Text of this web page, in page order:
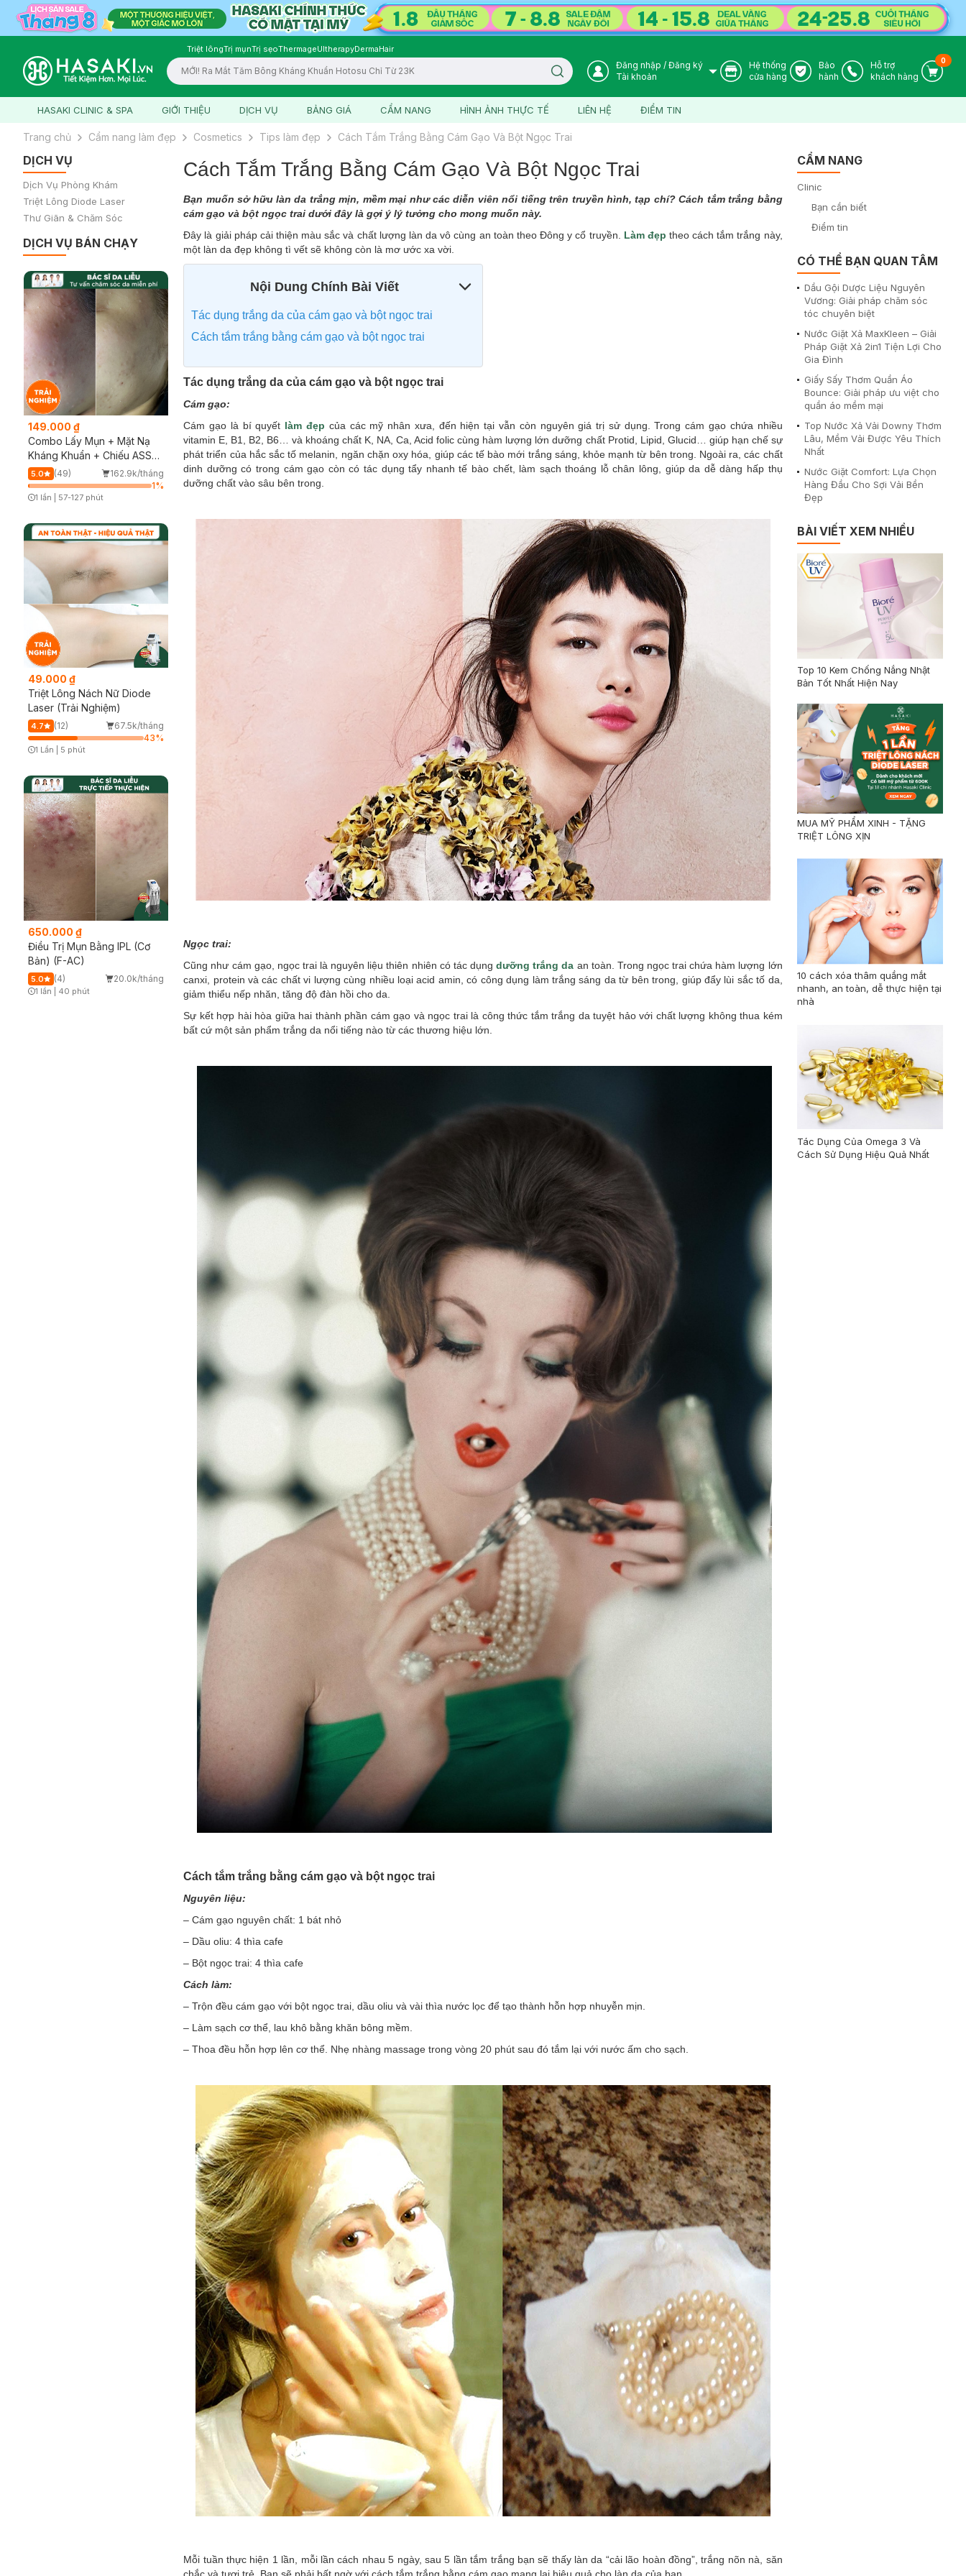
Triệt lôngTrị mụnTrị sẹoThermageUltherapyDermaHair
Logo
Search icon User Icon
Đăng nhập / Đăng ký
Tài khoản
Store Icon
Hệ thống
cửa hàng
Warranty Icon
Bảo
hành
Phone Icon
Hỗ trợ
khách hàng
Cart
0
HASAKI CLINIC & SPA GIỚI THIỆU DỊCH VỤ BẢNG GIÁ CẨM NANG HÌNH ẢNH THỰC TẾ LIÊN HỆ ĐIỂM TIN
Trang chủ Cẩm nang làm đẹp Cosmetics Tips làm đẹp Cách Tắm Trắng Bằng Cám Gạo Và Bột Ngọc Trai
DỊCH VỤ
Dịch Vụ Phòng Khám
Triệt Lông Diode Laser
Thư Giãn & Chăm Sóc
DỊCH VỤ BÁN CHẠY
149.000 ₫
Combo Lấy Mụn + Mặt Nạ
Kháng Khuẩn + Chiếu ASSH
(Trải nghiệm)
5.0 (49)
162.9k/tháng
1%
1 lần 57-127 phút
49.000 ₫
Triệt Lông Nách Nữ Diode
Laser (Trải Nghiệm)
4.7 (12)
67.5k/tháng
43%
1 Lần 5 phút
650.000 ₫
Điều Trị Mụn Bằng IPL (Cơ
Bản) (F-AC)
5.0 (4) 20.0k/tháng
Timer Gray Icon
1 lần 40 phút
Cách Tắm Trắng Bằng Cám Gạo Và Bột Ngọc Trai
Bạn muốn sở hữu làn da trắng mịn, mềm mại như các diễn viên nổi tiếng trên truyền hình, tạp chí? Cách tắm trắng bằng
cám gạo và bột ngọc trai dưới đây là gợi ý lý tưởng cho mong muốn này.
Đây là giải pháp cải thiện màu sắc và chất lượng làn da vô cùng an toàn theo Đông y cổ truyền. Làm đẹp theo cách tắm trắng này,
một làn da đẹp không tì vết sẽ không còn là mơ ước xa vời.
Nội Dung Chính Bài Viết
Tác dụng trắng da của cám gạo và bột ngọc trai
Cách tắm trắng bằng cám gạo và bột ngọc trai
Tác dụng trắng da của cám gạo và bột ngọc trai
Cám gạo:
Cám gạo là bí quyết làm đẹp của các mỹ nhân xưa, đến hiện tại vẫn còn nguyên giá trị sử dụng. Trong cám gạo chứa nhiều
vitamin E, B1, B2, B6… và khoáng chất K, NA, Ca, Acid folic cùng hàm lượng lớn dưỡng chất Protid, Lipid, Glucid… giúp hạn chế sự
phát triển của hắc sắc tố melanin, ngăn chặn oxy hóa, giúp các tế bào mới trắng sáng, khỏe mạnh từ bên trong. Ngoài ra, các chất
dinh dưỡng có trong cám gạo còn có tác dụng tẩy nhanh tế bào chết, làm sạch thoáng lỗ chân lông, giúp da dễ dàng hấp thụ
dưỡng chất vào sâu bên trong.
Ngọc trai:
Cũng như cám gạo, ngọc trai là nguyên liệu thiên nhiên có tác dụngdưỡng trắng da an toàn. Trong ngọc trai chứa hàm lượng lớn
canxi, protein và các chất vi lượng cùng nhiều loại acid amin, có công dụng làm trắng sáng da từ bên trong, giúp đẩy lùi sắc tố da,
giảm thiểu nếp nhăn, tăng độ đàn hồi cho da.
Sự kết hợp hài hòa giữa hai thành phần cám gạo và ngọc trai là công thức tắm trắng da tuyệt hảo với chất lượng không thua kém
bất cứ một sản phẩm trắng da nổi tiếng nào từ các thương hiệu lớn.
Cách tắm trắng bằng cám gạo và bột ngọc trai
Nguyên liệu:
– Cám gạo nguyên chất: 1 bát nhỏ
– Dầu oliu: 4 thìa cafe
– Bột ngọc trai: 4 thìa cafe
Cách làm:
– Trộn đều cám gạo với bột ngọc trai, dầu oliu và vài thìa nước lọc để tạo thành hỗn hợp nhuyễn mịn.
– Làm sạch cơ thể, lau khô bằng khăn bông mềm.
– Thoa đều hỗn hợp lên cơ thể. Nhẹ nhàng massage trong vòng 20 phút sau đó tắm lại với nước ấm cho sạch.
Mỗi tuần thực hiện 1 lần, mỗi lần cách nhau 5 ngày, sau 5 lần tắm trắng bạn sẽ thấy làn da “cải lão hoàn đồng”, trắng nõn nà, săn
CẨM NANG
Clinic
Bạn cần biết
Điểm tin
CÓ THỂ BẠN QUAN TÂM
Dầu Gội Dược Liệu Nguyên
Vương: Giải pháp chăm sóc
tóc chuyên biệt
Nước Giặt Xả MaxKleen – Giải
Pháp Giặt Xả 2in1 Tiện Lợi Cho
Gia Đình
Giấy Sấy Thơm Quần Áo
Bounce: Giải pháp ưu việt cho
quần áo mềm mại
Top Nước Xả Vải Downy Thơm
Lâu, Mềm Vải Được Yêu Thích
Nhất
Nước Giặt Comfort: Lựa Chọn
Hàng Đầu Cho Sợi Vải Bền
Đẹp
BÀI VIẾT XEM NHIỀU
Top 10 Kem Chống Nắng Nhật
Bản Tốt Nhất Hiện Nay
MUA MỸ PHẨM XINH - TẶNG
TRIỆT LÔNG XỊN
10 cách xóa thâm quầng mắt
nhanh, an toàn, dễ thực hiện tại
nhà
Tác Dụng Của Omega 3 Và
Cách Sử Dụng Hiệu Quả Nhất